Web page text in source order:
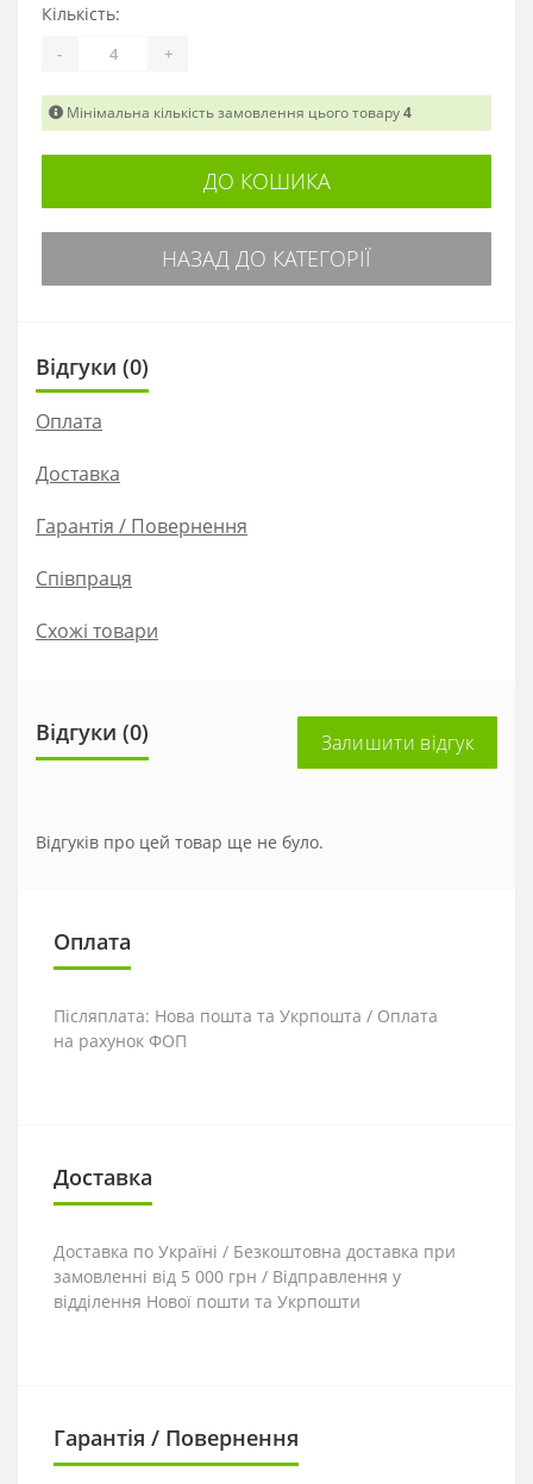
Кількість:
- +
Мінімальна кількість замовлення цього товару4
ДО КОШИКА
НАЗАД ДО КАТЕГОРІЇ
Відгуки (0)
Оплата
Доставка
Гарантія / Повернення
Співпраця
Схожі товари
Відгуки (0) Залишити відгук
Відгуків про цей товар ще не було.
Оплата
Післяплата: Нова пошта та Укрпошта / Оплата
на рахунок ФОП
Доставка
Доставка по Україні / Безкоштовна доставка при
замовленні від 5 000 грн / Відправлення у
відділення Нової пошти та Укрпошти
Гарантія / Повернення